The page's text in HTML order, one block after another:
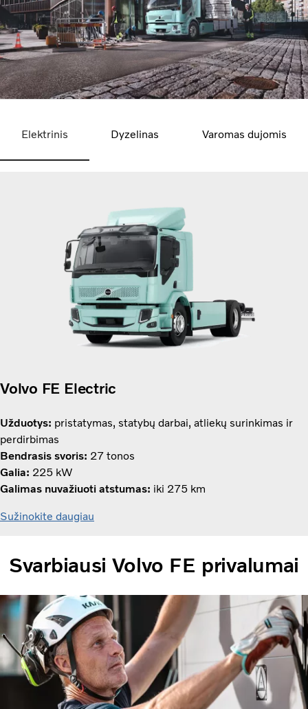
Elektrinis Dyzelinas Varomas dujomis
Volvo FE Electric
Užduotys: pristatymas, statybų darbai, atliekų surinkimas ir
perdirbimas
Bendrasis svoris: 27 tonos
Galia: 225 kW
Galimas nuvažiuoti atstumas: iki 275 km
Sužinokite daugiau
Svarbiausi Volvo FE privalumai